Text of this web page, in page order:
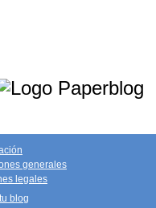
generales
legales
blog